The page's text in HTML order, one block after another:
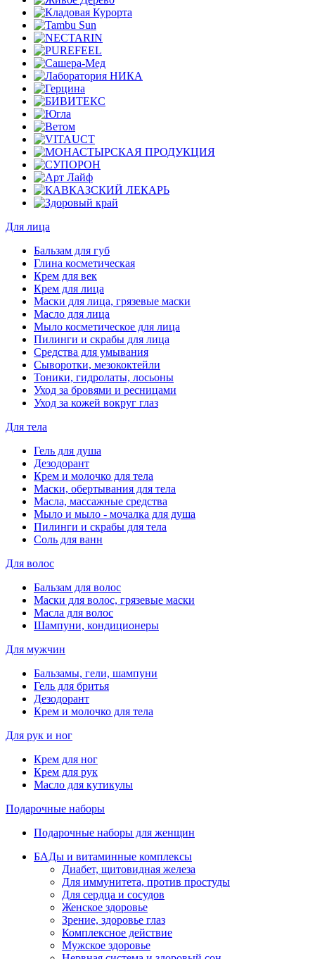
Для лица
Бальзам для губ
Глина косметическая
Крем для век
Крем для лица
Маски для лица, грязевые маски
Масло для лица
Мыло косметическое для лица
Пилинги и скрабы для лица
Средства для умывания
Сыворотки, мезококтейли
Тоники, гидролаты, лосьоны
Уход за бровями и ресницами
Уход за кожей вокруг глаз
Для тела
Гель для душа
Дезодорант
Крем и молочко для тела
Маски, обертывания для тела
Масла, массажные средства
Мыло и мыло - мочалка для душа
Пилинги и скрабы для тела
Соль для ванн
Для волос
Бальзам для волос
Маски для волос, грязевые маски
Масла для волос
Шампуни, кондиционеры
Для мужчин
Бальзамы, гели, шампуни
Гель для бритья
Дезодорант
Крем и молочко для тела
Для рук и ног
Крем для ног
Крем для рук
Масло для кутикулы
Подарочные наборы
Подарочные наборы для женщин
БАДы и витаминные комплексы
Диабет, щитовидная железа
Для иммунитета, против простуды
Для сердца и сосудов
Женское здоровье
Зрение, здоровье глаз
Комплексное действие
Мужское здоровье